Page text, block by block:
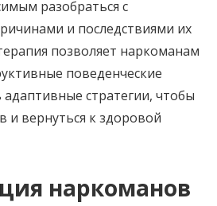
разобраться с
и последствиями их
позволяет наркоманам
поведенческие
стратегии, чтобы
и вернуться к здоровой
наркоманов